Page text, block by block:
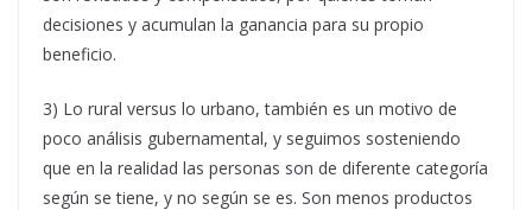
decisiones y acumulan la ganancia para su propio
beneficio.
3) Lo rural versus lo urbano, también es un motivo de
poco análisis gubernamental, y seguimos sosteniendo
que en la realidad las personas son de diferente categoría
según se tiene, y no según se es. Son menos productos